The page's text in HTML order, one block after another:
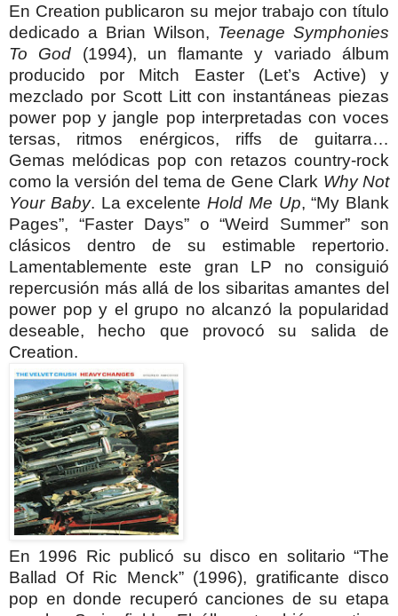
En Creation publicaron su mejor trabajo con título
dedicado a Brian Wilson, Teenage Symphonies
To God (1994), un flamante y variado álbum
producido por Mitch Easter (Let’s Active) y
mezclado por Scott Litt con instantáneas piezas
power pop y jangle pop interpretadas con voces
tersas, ritmos enérgicos, riffs de guitarra…
Gemas melódicas pop con retazos country-rock
como la versión del tema de Gene Clark Why Not
Your Baby. La excelente Hold Me Up, “My Blank
Pages”, “Faster Days” o “Weird Summer” son
clásicos dentro de su estimable repertorio.
Lamentablemente este gran LP no consiguió
repercusión más allá de los sibaritas amantes del
power pop y el grupo no alcanzó la popularidad
deseable, hecho que provocó su salida de
Creation.
En 1996 Ric publicó su disco en solitario “The
Ballad Of Ric Menck” (1996), gratificante disco
pop en donde recuperó canciones de su etapa